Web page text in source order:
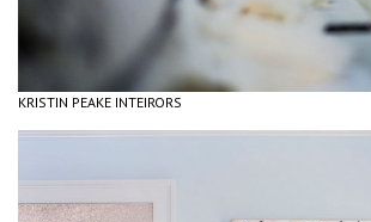
KRISTIN PEAKE INTEIRORS